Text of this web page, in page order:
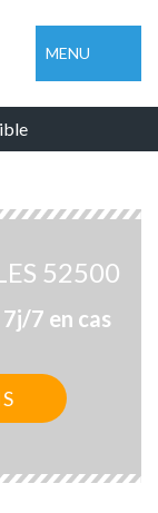
MENU
52500
7 en cas